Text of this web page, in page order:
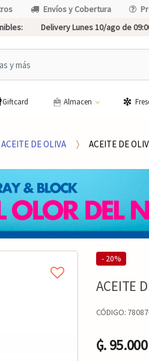
Envíos y Cobertura
Delivery Lunes 10/ago de
Giftcard Almacen
ACEITE DE OLIVA ACEITE DE
- 20%
ACEITE
CÓDIGO:
₲. 95.000